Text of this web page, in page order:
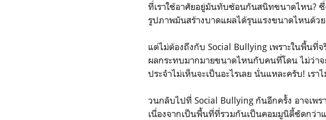
ที่เราใช้อาศัยอยู่มันทับซ้อนกันสนิทขนาดไหน? ซึ่
รูปภาพมันสร้างบาดแผลได้รุนแรงขนาดไหนด้ว
แต่ไม่ต้องถึงกับ Social Bullying เพราะในพื้นที่จ
ผลกระทบมากมายขนาดไหนกับคนที่โดน ไม่ว่า
ประจำไม่เห็นจะเป็นอะไรเลย นั่นแหละครับ! เร
วนกลับไปที่ Social Bullying กันอีกครั้ง อาจเพร
เนื่องจากเป็นพื้นที่ที่รวมกันเป็นคอมมูนิตี้ชัดกว่า